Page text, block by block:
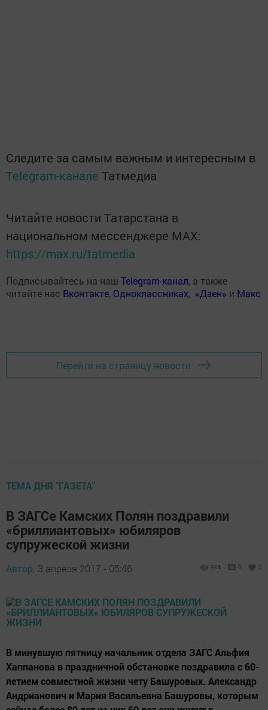
Следите за самым важным и интересным в
Telegram-канале Татмедиа
Читайте новости Татарстана в
национальном мессенджере MАХ:
https://max.ru/tatmedia
Подписывайтесь на наш Telegram-канал, а также
читайте нас Вконтакте, Одноклассниках, «Дзен» и Макс
Перейти на страницу новости
ТЕМА ДНЯ "ГАЗЕТА"
В ЗАГСе Камских Полян поздравили
«бриллиантовых» юбиляров
супружеской жизни
Автор, 3 апреля 2017 - 05:46 986 0 0
В минувшую пятницу начальник отдела ЗАГС Альфия
Хаппанова в праздничной обстановке поздравила с 60-
летием совместной жизни чету Башуровых. Александр
Андрианович и Мария Васильевна Башуровы, которым